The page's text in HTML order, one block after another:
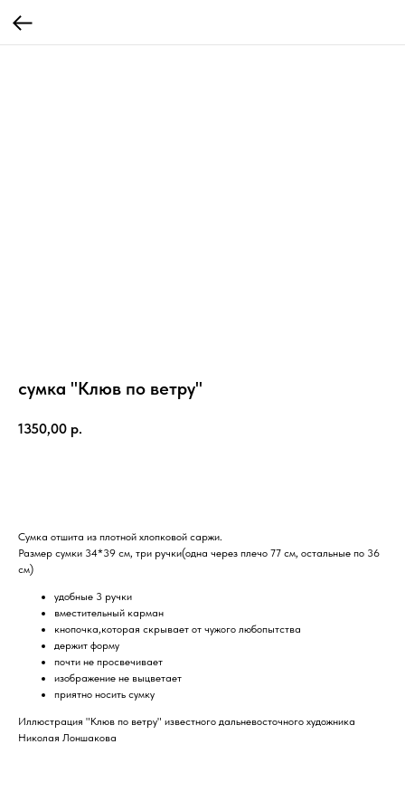
сумка "Клюв по ветру"
1350,00 р.
Сумка отшита из плотной хлопковой саржи.
Размер сумки 34*39 см, три ручки(одна через плечо 77 см, остальные по 36
см)
удобные 3 ручки
вместительный карман
кнопочка,которая скрывает от чужого любопытства
держит форму
почти не просвечивает
изображение не выцветает
приятно носить сумку
Иллюстрация "Клюв по ветру" известного дальневосточного художника
Николая Лоншакова